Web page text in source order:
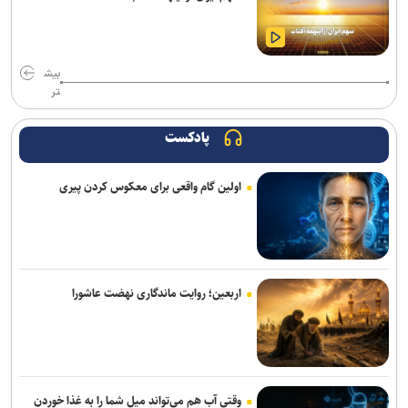
ویلافانه در ۲ رشته؛ نوجوانانی که می‌توانستند تاریخ‌ساز شوند
تقوی: دیر شروع کردیم و مجبوریم تیم را مرحله به مرحله آماده کنیم/ برای
تکمیل تیم به ۲، ۳ بازیکن دیگر نیاز داریم
مس شهربابک حفظ شد
قلعه‌نویی به جلسه هیات رئیسه فدراسیون فوتبال می‌رود/ تقاضای همکاری
از باشگاه‌ها با تیم جوانان
بازار سرد ستاره‌های ایران؛ طارمی، جهانبخش و رضاییان بدون پیشنهاد
بزرگ
دنیامالی به دعوت رسمی وزیر ورزش آذربایجان به باکو سفر می‌کند
جدایی قطعی رضاییان از استقلال + عکس
بیش
تر
پادکست
اولین گام واقعی برای معکوس کردن پیری
اربعین؛ روایت ماندگاری نهضت عاشورا
وقتی آب هم می‌تواند میل شما را به غذا خوردن